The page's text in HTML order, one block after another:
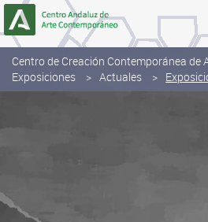
Saltar al contenido
Centro de Creación Contemporánea de
Exposiciones
Actuales